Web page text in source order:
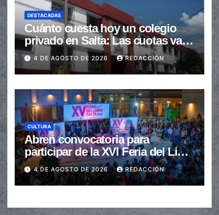
DESTACADAS
Cuánto cuesta hoy un colegio
privado en Salta: Las cuotas van
de $110.000 a más de $600.000
4 DE AGOSTO DE 2026 REDACCIÓN
CULTURA
Abren convocatoria para
participar de la XVI Feria del Libro
de Salta
4 DE AGOSTO DE 2026 REDACCIÓN